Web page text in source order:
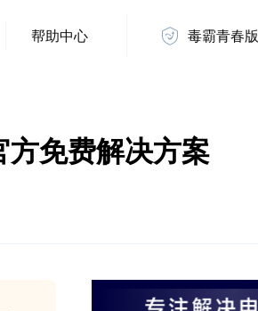
帮助中心 毒霸青春版
免费解决方案